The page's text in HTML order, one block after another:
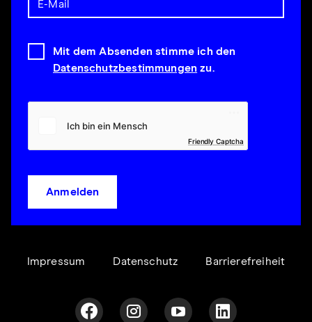
Mit dem Absenden stimme ich den
Datenschutzbestimmungen zu.
Friendly Captcha
Anmelden
Impressum Datenschutz Barrierefreiheit